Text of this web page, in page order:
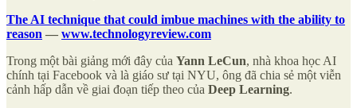
The AI technique that could imbue machines with the ability to
reason — www.technologyreview.com
Trong một bài giảng mới đây của Yann LeCun, nhà khoa học AI
chính tại Facebook và là giáo sư tại NYU, ông đã chia sẻ một viễn
cảnh hấp dẫn về giai đoạn tiếp theo của Deep Learning.